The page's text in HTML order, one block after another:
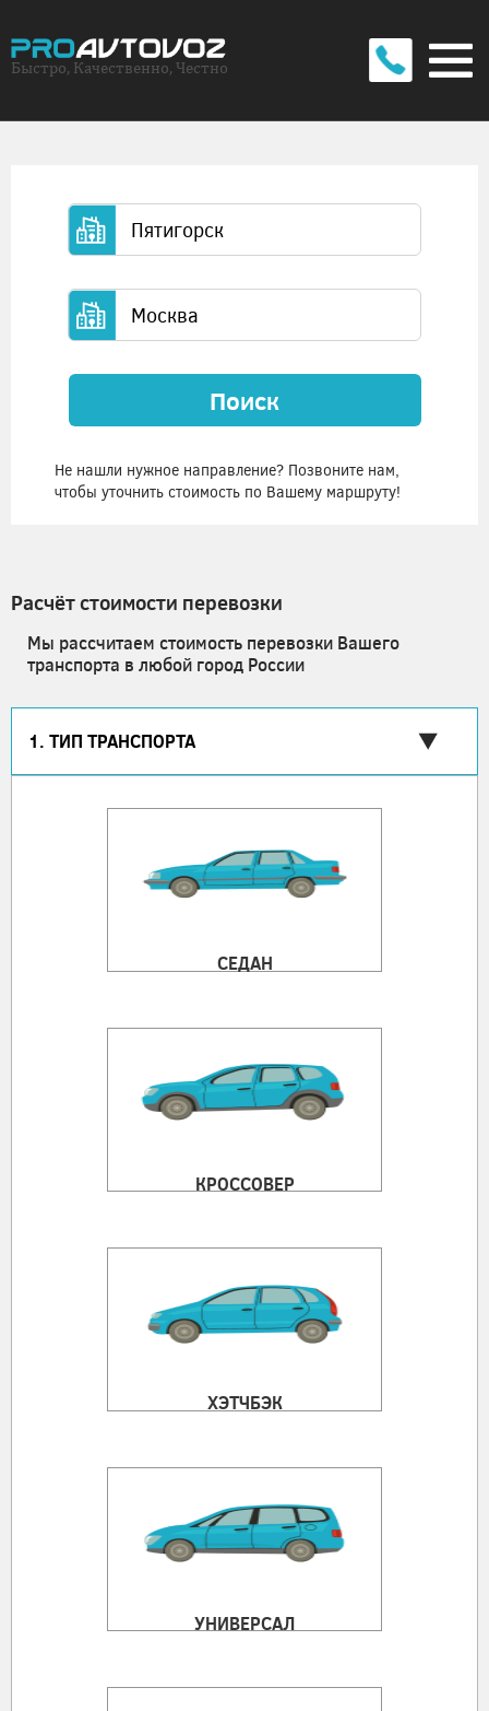
Быстро, Качественно, Честно
Поиск
Не нашли нужное направление? Позвоните нам,
чтобы уточнить стоимость по Вашему маршруту!
Расчёт стоимости перевозки
Мы рассчитаем стоимость перевозки Вашего
транспорта в любой город России
1. ТИП ТРАНСПОРТА
СЕДАН
КРОССОВЕР
ХЭТЧБЭК
УНИВЕРСАЛ